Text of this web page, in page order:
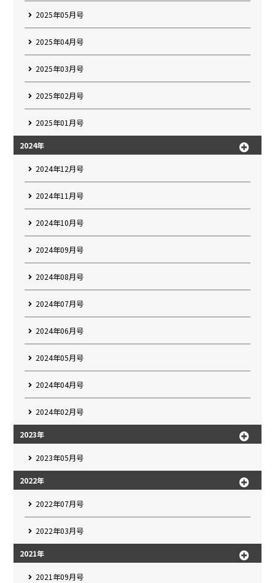
2025年05月号
2025年04月号
2025年03月号
2025年02月号
2025年01月号
2024年
2024年12月号
2024年11月号
2024年10月号
2024年09月号
2024年08月号
2024年07月号
2024年06月号
2024年05月号
2024年04月号
2024年02月号
2023年
2023年05月号
2022年
2022年07月号
2022年03月号
2021年
2021年09月号